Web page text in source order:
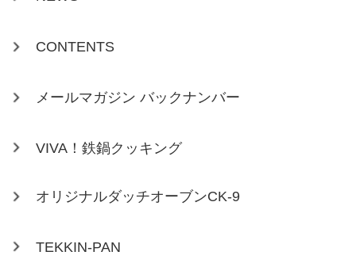
CONTENTS
メールマガジン バックナンバー
VIVA！鉄鍋クッキング
オリジナルダッチオーブンCK-9
TEKKIN-PAN